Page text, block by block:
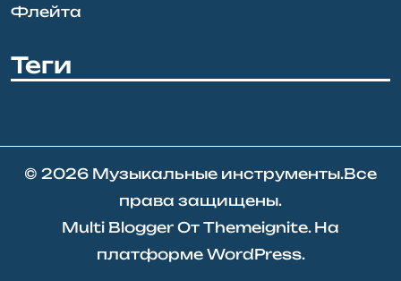
Флейта
Теги
© 2026 Музыкальные инструменты.Все
права защищены.
Multi Blogger От Themeignite. На
платформе WordPress.